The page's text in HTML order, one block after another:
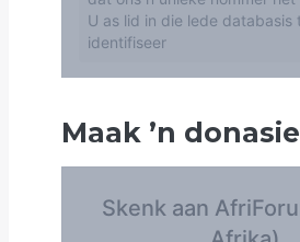
Maak ’n donasie